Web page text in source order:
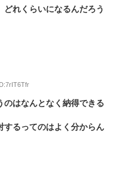
れくらいになるんだろう
はなんとなく納得できる
るってのはよく分からん